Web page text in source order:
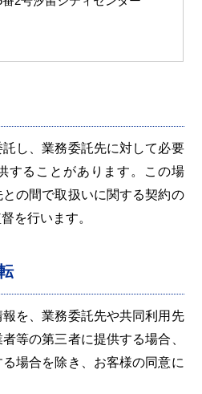
し、業務委託先に対して必要
することがあります。この場
の間で取扱いに関する契約の
を行います。
を、業務委託先や共同利用先
等の第三者に提供する場合、
場合を除き、お客様の同意に